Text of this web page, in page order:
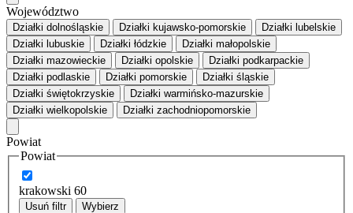
Województwo
Działki dolnośląskie Działki kujawsko-pomorskie
Działki lubelskie
Działki lubuskie
Działki łódzkie
Działki małopolskie
Działki mazowieckie
Działki opolskie
Działki podkarpackie
Działki podlaskie
Działki pomorskie
Działki śląskie
Działki świętokrzyskie
Działki warmińsko-mazurskie
Działki wielkopolskie
Działki zachodniopomorskie
Powiat
Powiat
krakowski 60
Usuń filtr Wybierz